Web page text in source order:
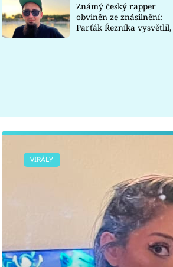
Známý český rapper
obviněn ze znásilnění:
Parťák Řezníka vysvětlil,
VIRÁLY